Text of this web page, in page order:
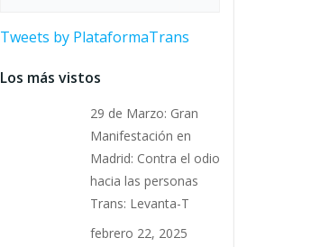
Tweets by PlataformaTrans
Los más vistos
29 de Marzo: Gran
Manifestación en
Madrid: Contra el odio
hacia las personas
Trans: Levanta-T
febrero 22, 2025